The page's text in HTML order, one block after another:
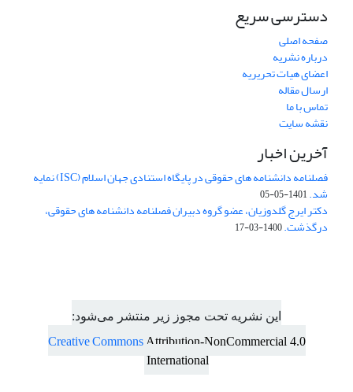
دسترسی سریع
صفحه اصلی
درباره نشریه
اعضای هیات تحریریه
ارسال مقاله
تماس با ما
نقشه سایت
آخرین اخبار
فصلنامه دانشنامه های حقوقی در پایگاه استنادی جهان اسلام (ISC) نمایه
شد.1401-05-05
دکتر ایرج گلدوزیان، عضو گروه دبیران فصلنامه دانشنامه های حقوقی،
درگذشت.1400-03-17
این نشریه تحت مجوز زیر منتشر می‌شود:
Creative Commons Attribution-NonCommercial 4.0
International